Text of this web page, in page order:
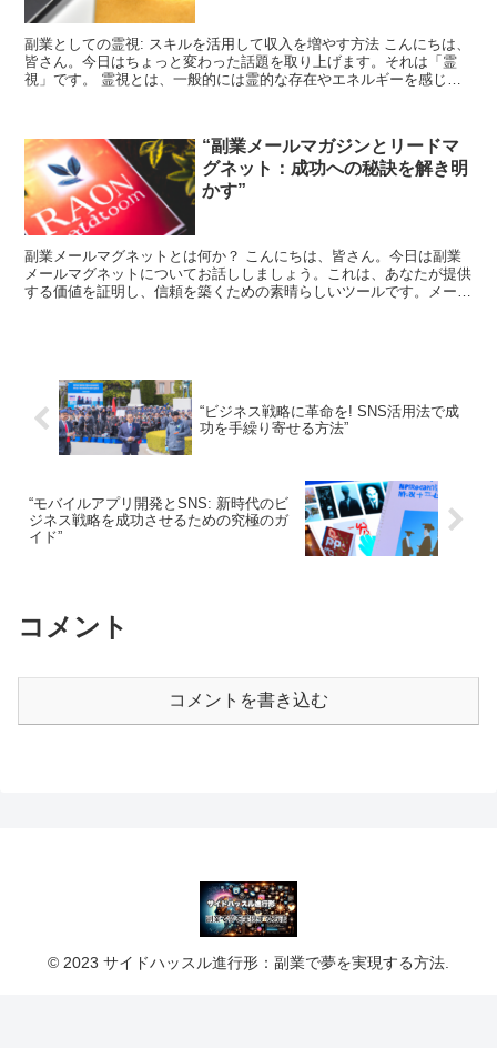
副業としての霊視: スキルを活用して収入を増やす方法 こんにちは、
皆さん。今日はちょっと変わった話題を取り上げます。それは「霊
視」です。 霊視とは、一般的には霊的な存在やエネルギーを感じ取
“副業メールマガジンとリードマ
グネット：成功への秘訣を解き明
かす”
副業メールマグネットとは何か？ こんにちは、皆さん。今日は副業
メールマグネットについてお話ししましょう。これは、あなたが提供
する価値を証明し、信頼を築くための素晴らしいツールです。メール
“ビジネス戦略に革命を! SNS活用法で成
功を手繰り寄せる方法”
“モバイルアプリ開発とSNS: 新時代のビ
ジネス戦略を成功させるための究極のガ
イド”
コメント
コメントを書き込む
© 2023 サイドハッスル進行形：副業で夢を実現する方法.